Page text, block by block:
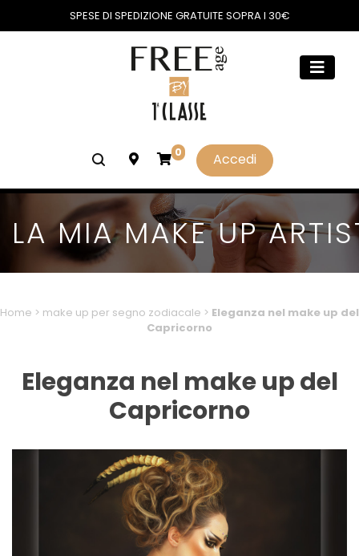
SPESE DI SPEDIZIONE GRATUITE SOPRA I 30€
0 Accedi
LA MIA MAKE UP
Home > make up per segno zodiacale > Eleganza nel make up del
Capricorno
Eleganza nel make up del
Capricorno